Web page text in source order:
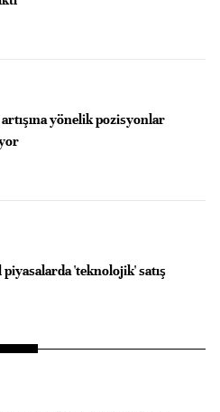
artışına yönelik pozisyonlar
'teknolojik' satış